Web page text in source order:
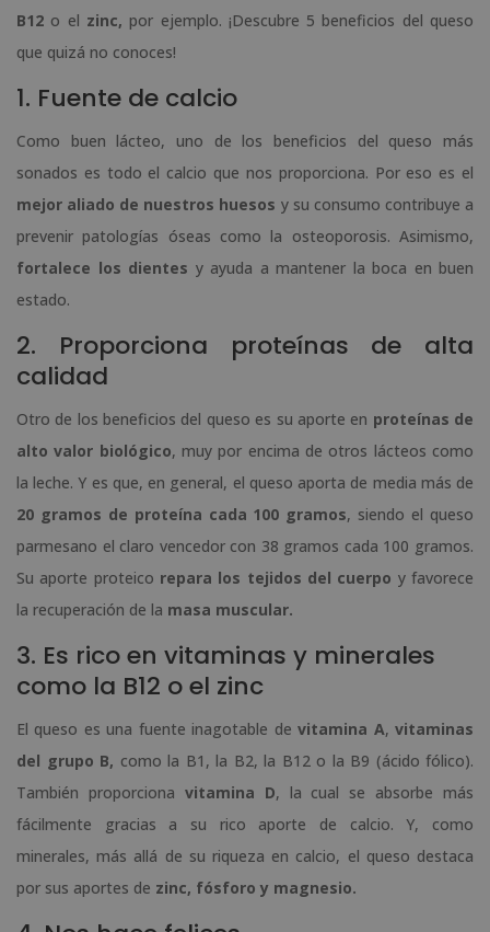
B12 o el zinc, por ejemplo. ¡Descubre 5 beneficios del queso
que quizá no conoces!
1. Fuente de calcio
Como buen lácteo, uno de los beneficios del queso más
sonados es todo el calcio que nos proporciona. Por eso es el
mejor aliado de nuestros huesos y su consumo contribuye a
prevenir patologías óseas como la osteoporosis. Asimismo,
fortalece los dientes y ayuda a mantener la boca en buen
estado.
2. Proporciona proteínas de alta
calidad
Otro de los beneficios del queso es su aporte en proteínas de
alto valor biológico, muy por encima de otros lácteos como
la leche. Y es que, en general, el queso aporta de media más de
20 gramos de proteína cada 100 gramos, siendo el queso
parmesano el claro vencedor con 38 gramos cada 100 gramos.
Su aporte proteico repara los tejidos del cuerpo y favorece
la recuperación de la masa muscular.
3. Es rico en vitaminas y minerales
como la B12 o el zinc
El queso es una fuente inagotable devitamina A,vitaminas
del grupo B, como la B1, la B2, la B12 o la B9 (ácido fólico).
También proporciona vitamina D, la cual se absorbe más
fácilmente gracias a su rico aporte de calcio. Y, como
minerales, más allá de su riqueza en calcio, el queso destaca
por sus aportes de zinc, fósforo y magnesio.